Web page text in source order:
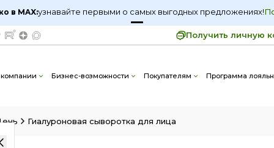
в MAX:узнавайте первыми о самых выгодных предложениях!
Получить личную
Бизнес-возможности Покупателям Программа
для лица 1
в MAX:узнавайте первыми о самых выгодных предложениях!
Гиалуроновая сыворотка для лица